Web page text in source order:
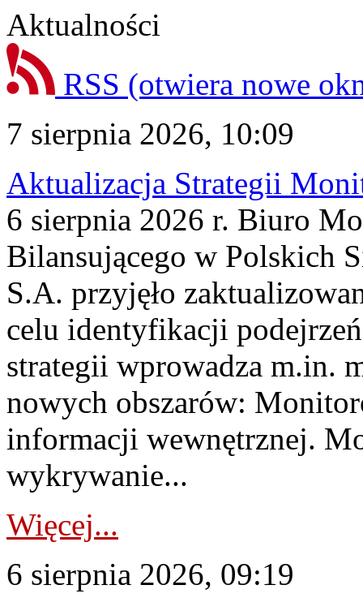
Aktualności
RSS (otwiera nowe
7 sierpnia 2026, 10:09
Aktualizacja Strategii
6 sierpnia 2026 r. Biuro
Bilansującego w Polskich
S.A. przyjęło
celu identyfikacji
strategii wprowadza m.in.
nowych obszarów:
informacji wewnętrznej.
wykrywanie...
Więcej...
6 sierpnia 2026, 09:19